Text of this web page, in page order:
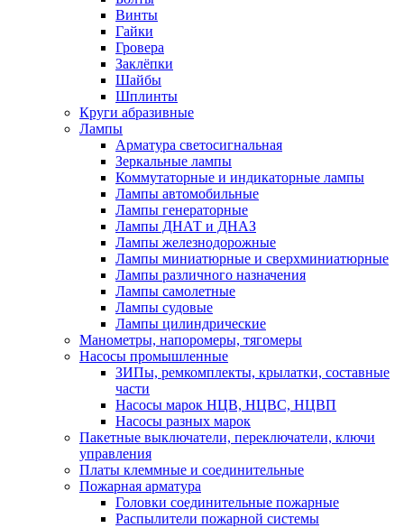
Винты
Гайки
Гровера
Заклёпки
Шайбы
Шплинты
Круги абразивные
Лампы
Арматура светосигнальная
Зеркальные лампы
Коммутаторные и индикаторные лампы
Лампы автомобильные
Лампы генераторные
Лампы ДНАТ и ДНАЗ
Лампы железнодорожные
Лампы миниатюрные и сверхминиатюрные
Лампы различного назначения
Лампы самолетные
Лампы судовые
Лампы цилиндрические
Манометры, напоромеры, тягомеры
Насосы промышленные
ЗИПы, ремкомплекты, крылатки, составные
части
Насосы марок НЦВ, НЦВС, НЦВП
Насосы разных марок
Пакетные выключатели, переключатели, ключи
управления
Платы клеммные и соединительные
Пожарная арматура
Головки соединительные пожарные
Распылители пожарной системы